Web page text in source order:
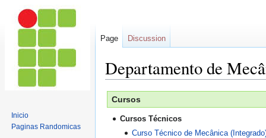
Departamento de
Jump
to
navigation
Jump
to
search
Cursos
Cursos Técnicos
Curso Técnico de Mecânica
Page Discussion
Inicio
Paginas Randomicas